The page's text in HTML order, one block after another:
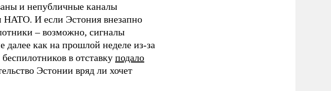
и непубличные каналы
И если Эстония внезапно
– возможно, сигналы
далее как на прошлой неделе из-за
в отставку подало
Эстонии вряд ли хочет